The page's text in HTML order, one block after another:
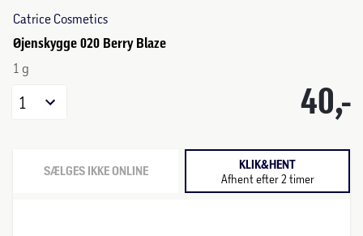
Catrice Cosmetics
Øjenskygge 020 Berry Blaze
1 g
40,-
1
SÆLGES IKKE ONLINE KLIK&HENT
Afhent efter 2 timer